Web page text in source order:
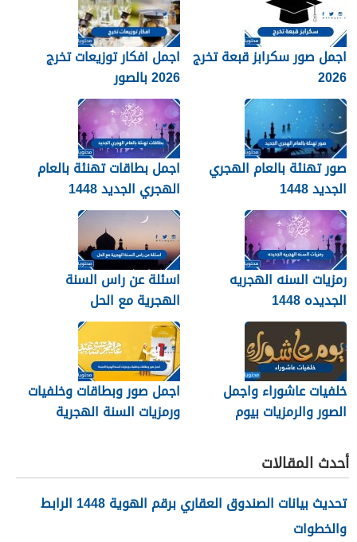
اجمل صور سكرابز قبعة تخرج
2026
اجمل افكار توزيعات تخرج
2026 بالصور
صور تهنئة بالعام الهجري
الجديد 1448
اجمل بطاقات تهنئة بالعام
الهجري الجديد 1448
رمزيات السنه الهجريه
الجديده 1448
اسئلة عن راس السنة
الهجرية مع الحل
خلفيات عاشوراء واجمل
الصور والرمزيات بيوم
اجمل صور وبطاقات وخلفيات
ورمزيات السنة الهجرية
أحدث المقالات
تحديث بيانات الصندوق العقاري برقم الهوية 1448 الرابط
والخطوات